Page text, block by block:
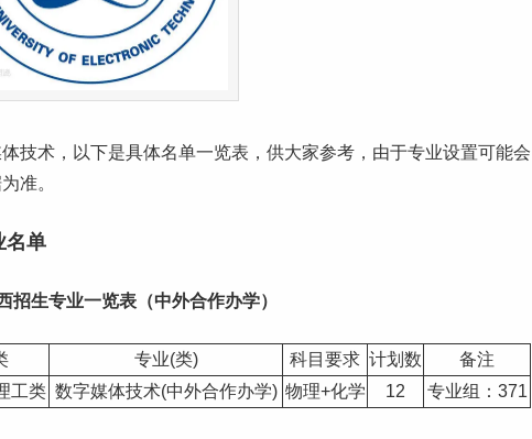
技术，以下是具体名单一览表，供大家参考，由于专业设置可能会
准。
名单
招生专业一览表（中外合作办学）
专业(类) 科目要求 计划数
备注
工类 数字媒体技术(中外合作办学) 物理+化学 12 专业组：371